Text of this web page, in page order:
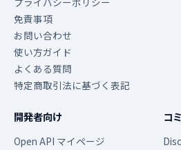
免責事項
お問い合わせ
使い方ガイド
よくある質問
特定商取引法に基づく表記
開発者向け
Open API マイページ
コ